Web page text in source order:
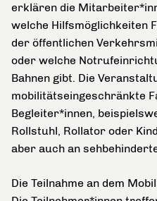
erklären die
welche Hilfsmöglichkeiten
der öffentlichen
oder welche
Bahnen gibt. Die
mobilitätseingeschränkte
Begleiter*innen,
Rollstuhl, Rollator oder
aber auch an
Die Teilnahme an dem